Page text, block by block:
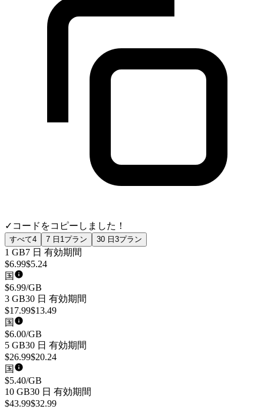
✓ コードをコピーしました！
すべて4 7 日 1 プラン 30 日3プラン
1 GB7 日 有効期間
$6.99$5.24
国
$6.99/GB
3 GB30 日 有効期間
$17.99$13.49
国
$6.00/GB
5 GB30 日 有効期間
$26.99$20.24
国
$5.40/GB
10 GB30 日 有効期間
$43.99$32.99